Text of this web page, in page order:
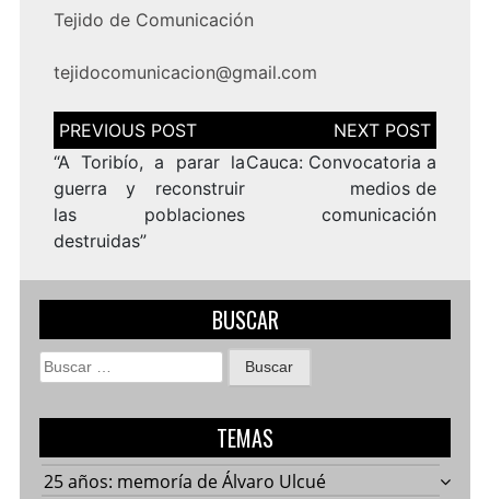
Tejido de Comunicación
tejidocomunicacion@gmail.com
Navegación
de
entradas
“A Toribío, a parar la
guerra y reconstruir
las poblaciones
destruidas”
Cauca: Convocatoria a
medios de
comunicación
BUSCAR
Buscar:
TEMAS
25 años: memoría de Álvaro Ulcué